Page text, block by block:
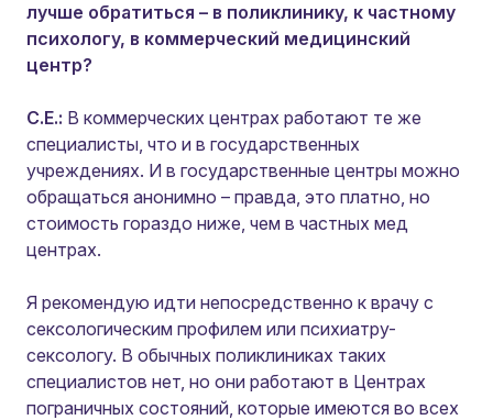
лучше обратиться – в поликлинику, к частному
психологу, в коммерческий медицинский
центр?
С.Е.: В коммерческих центрах работают те же
специалисты, что и в государственных
учреждениях. И в государственные центры можно
обращаться анонимно – правда, это платно, но
стоимость гораздо ниже, чем в частных мед
центрах.
Я рекомендую идти непосредственно к врачу с
сексологическим профилем или психиатру-
сексологу. В обычных поликлиниках таких
специалистов нет, но они работают в Центрах
пограничных состояний, которые имеются во всех